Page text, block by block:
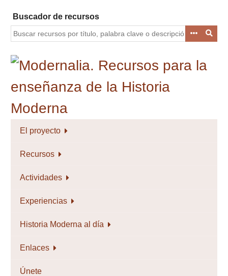
contenido
principal
Buscador de recursos
El proyecto
Recursos
Actividades
Experiencias
Historia Moderna al día
Enlaces
Únete